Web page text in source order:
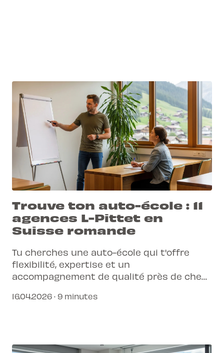
Trouve ton auto-école : 11
agences L-Pittet en
Suisse romande
Tu cherches une auto-école qui t'offre
flexibilité, expertise et un
accompagnement de qualité près de chez
Pittet en Suisse romande simplifient ton
16.04.2026 · 9 minutes